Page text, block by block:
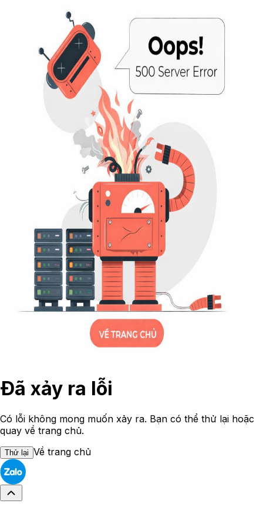
Đã xảy ra lỗi
Có lỗi không mong muốn xảy ra. Bạn có thể thử lại hoặc
quay về trang chủ.
Thử lại Về trang chủ